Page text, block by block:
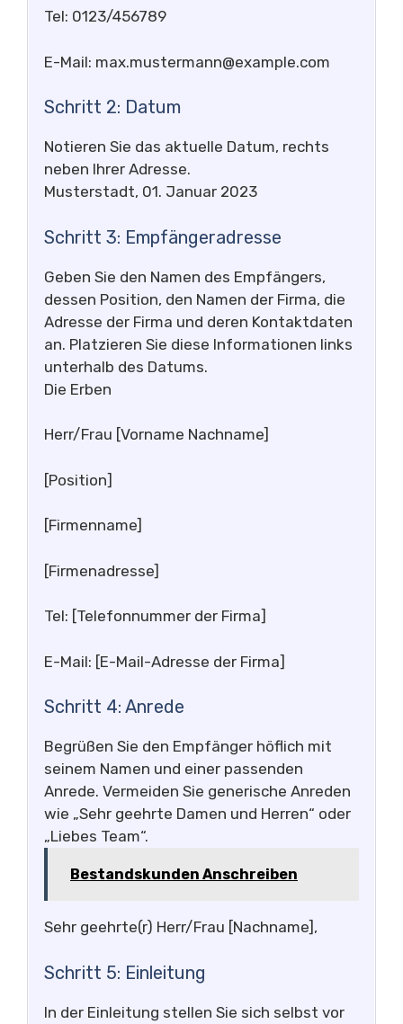
Tel: 0123/456789
E-Mail: max.mustermann@example.com
Schritt 2: Datum
Notieren Sie das aktuelle Datum, rechts
neben Ihrer Adresse.
Musterstadt, 01. Januar 2023
Schritt 3: Empfängeradresse
Geben Sie den Namen des Empfängers,
dessen Position, den Namen der Firma, die
Adresse der Firma und deren Kontaktdaten
an. Platzieren Sie diese Informationen links
unterhalb des Datums.
Die Erben
Herr/Frau [Vorname Nachname]
[Position]
[Firmenname]
[Firmenadresse]
Tel: [Telefonnummer der Firma]
E-Mail: [E-Mail-Adresse der Firma]
Schritt 4: Anrede
Begrüßen Sie den Empfänger höflich mit
seinem Namen und einer passenden
Anrede. Vermeiden Sie generische Anreden
wie „Sehr geehrte Damen und Herren“ oder
„Liebes Team“.
Bestandskunden Anschreiben
Sehr geehrte(r) Herr/Frau [Nachname],
Schritt 5: Einleitung
In der Einleitung stellen Sie sich selbst vor